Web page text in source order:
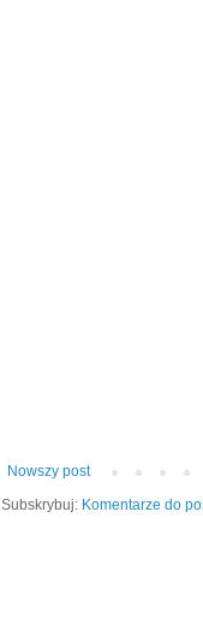
Nowszy post
Subskrybuj: Komentarze do